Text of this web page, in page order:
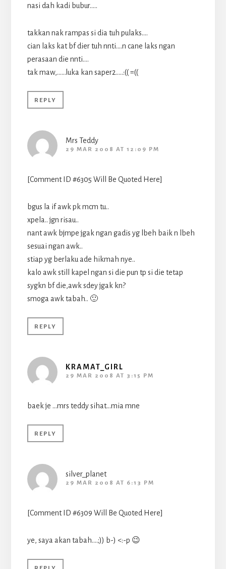
nasi dah kadi bubur…..
takkan nak rampas si dia tuh pulaks….
cian laks kat bf dier tuh nnti….n cane laks ngan
perasaan die nnti….
tak maw,……luka kan saper2…..:(( =((
REPLY
Mrs Teddy
29 MAR 2008 AT 12:09 PM
[Comment ID #6305 Will Be Quoted Here]
bgus la if awk pk mcm tu..
xpela.. jgn risau..
nant awk bjmpe jgak ngan gadis yg lbeh baik n lbeh
sesuai ngan awk..
stiap yg berlaku ade hikmah nye..
kalo awk still kapel ngan si die pun tp si die tetap
sygkn bf die,awk sdey jgak kn?
smoga awk tabah.. 🙂
REPLY
KRAMAT_GIRL
29 MAR 2008 AT 3:15 PM
baek je …mrs teddy sihat…mia mne
REPLY
silver_planet
29 MAR 2008 AT 6:13 PM
[Comment ID #6309 Will Be Quoted Here]
ye, saya akan tabah….;)) b-) <:-p 😉